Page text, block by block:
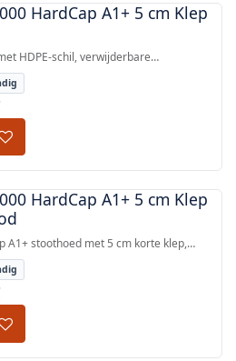
HardCap A1+ 5 cm Klep
HDPE-schil, verwijderbare
voering en 5 cm klep, getest volgens
voor bescherming tegen boven- en
HardCap A1+ 5 cm Klep
A1+ stoothoed met 5 cm korte klep,
verwijderbare gegoten beschermende
volgens EN 812:2012.